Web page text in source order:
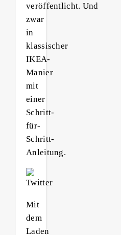
veröffentlicht. Und
zwar
in
klassischer
IKEA-
Manier
mit
einer
Schritt-
für-
Schritt-
Anleitung.
Mit
dem
Laden